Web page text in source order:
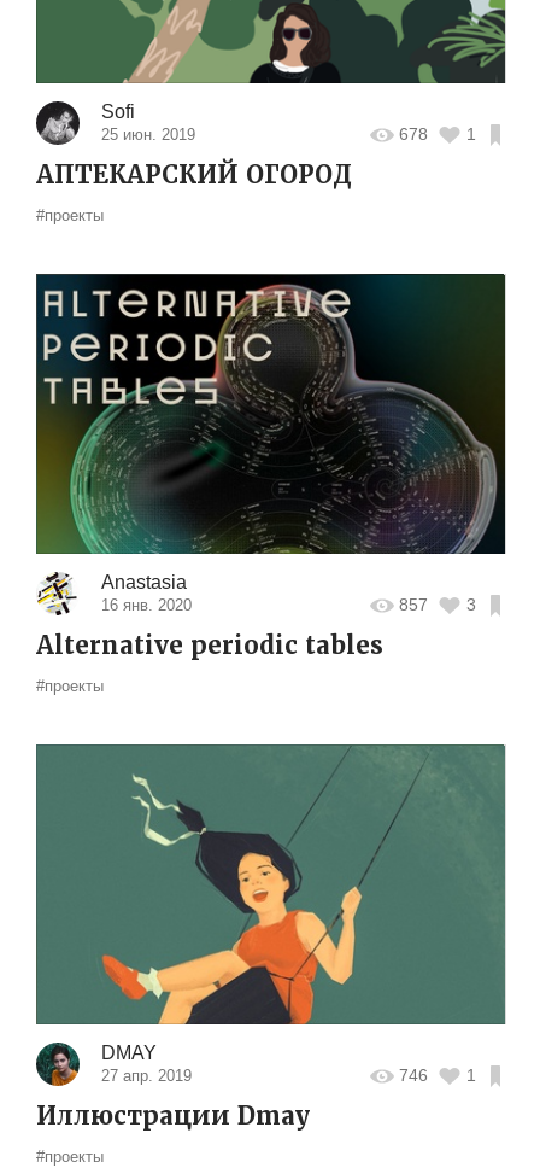
Sofi
25 июн. 2019 678 1
АПТЕКАРСКИЙ ОГОРОД
#проекты
Anastasia
16 янв. 2020 857 3
Alternative periodic tables
#проекты
DMAY
27 апр. 2019 746 1
Иллюстрации Dmay
#проекты